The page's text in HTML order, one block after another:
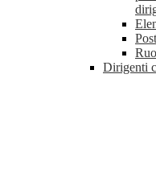
Dirigenti